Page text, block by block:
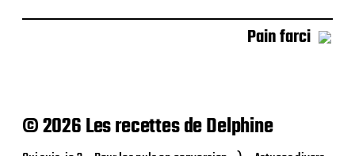
Pain farci
© 2026 Les recettes de Delphine